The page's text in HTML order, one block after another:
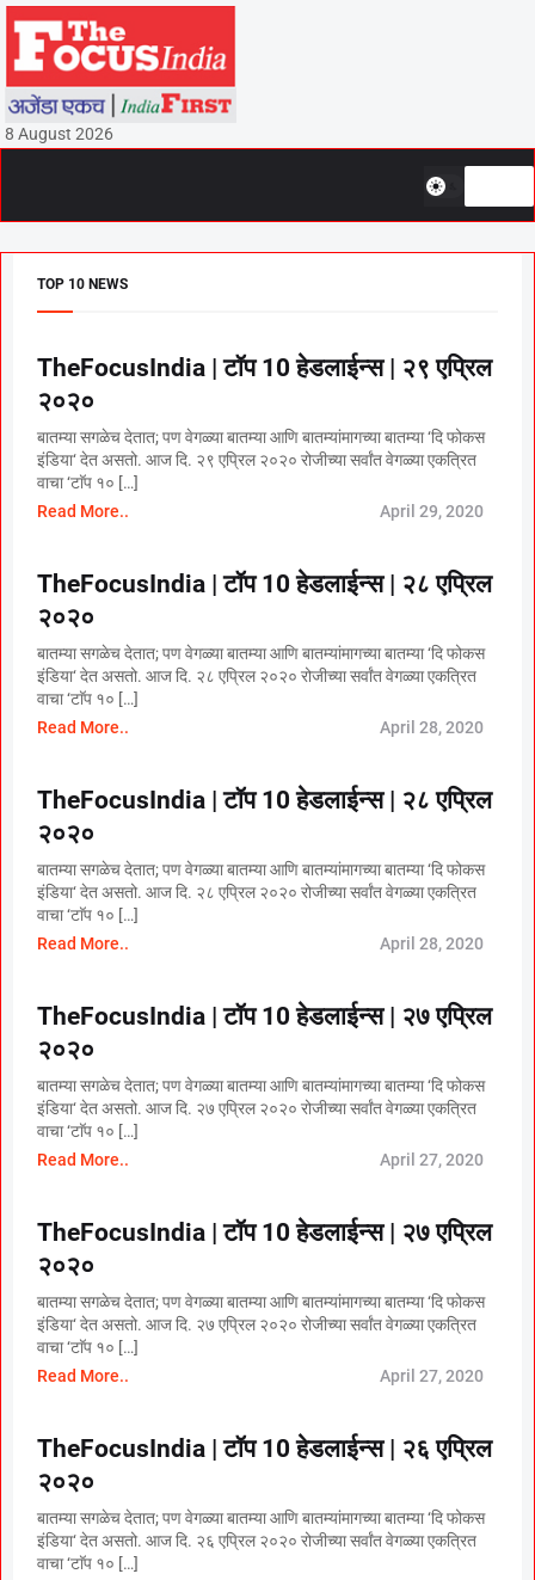
8 August 2026
TOP 10 NEWS
TheFocusIndia | टॉप 10 हेडलाईन्स | २९ एप्रिल
२०२०
बातम्या सगळेच देतात; पण वेगळ्या बातम्या आणि बातम्यांमागच्या बातम्या ‘दि फोकस
इंडिया‘ देत असतो. आज दि. २९ एप्रिल २०२० रोजीच्या सर्वांत वेगळ्या एकत्रित
वाचा ‘टाॅप १० […]
Read More..
April 29, 2020
TheFocusIndia | टॉप 10 हेडलाईन्स | २८ एप्रिल
२०२०
बातम्या सगळेच देतात; पण वेगळ्या बातम्या आणि बातम्यांमागच्या बातम्या ‘दि फोकस
इंडिया‘ देत असतो. आज दि. २८ एप्रिल २०२० रोजीच्या सर्वांत वेगळ्या एकत्रित
वाचा ‘टाॅप १० […]
Read More..
April 28, 2020
TheFocusIndia | टॉप 10 हेडलाईन्स | २८ एप्रिल
२०२०
बातम्या सगळेच देतात; पण वेगळ्या बातम्या आणि बातम्यांमागच्या बातम्या ‘दि फोकस
इंडिया‘ देत असतो. आज दि. २८ एप्रिल २०२० रोजीच्या सर्वांत वेगळ्या एकत्रित
वाचा ‘टाॅप १० […]
Read More..
April 28, 2020
TheFocusIndia | टॉप 10 हेडलाईन्स | २७ एप्रिल
२०२०
बातम्या सगळेच देतात; पण वेगळ्या बातम्या आणि बातम्यांमागच्या बातम्या ‘दि फोकस
इंडिया‘ देत असतो. आज दि. २७ एप्रिल २०२० रोजीच्या सर्वांत वेगळ्या एकत्रित
वाचा ‘टाॅप १० […]
Read More..
April 27, 2020
TheFocusIndia | टॉप 10 हेडलाईन्स | २७ एप्रिल
२०२०
बातम्या सगळेच देतात; पण वेगळ्या बातम्या आणि बातम्यांमागच्या बातम्या ‘दि फोकस
इंडिया‘ देत असतो. आज दि. २७ एप्रिल २०२० रोजीच्या सर्वांत वेगळ्या एकत्रित
वाचा ‘टाॅप १० […]
Read More..
April 27, 2020
TheFocusIndia | टॉप 10 हेडलाईन्स | २६ एप्रिल
२०२०
बातम्या सगळेच देतात; पण वेगळ्या बातम्या आणि बातम्यांमागच्या बातम्या ‘दि फोकस
इंडिया‘ देत असतो. आज दि. २६ एप्रिल २०२० रोजीच्या सर्वांत वेगळ्या एकत्रित
वाचा ‘टाॅप १० […]